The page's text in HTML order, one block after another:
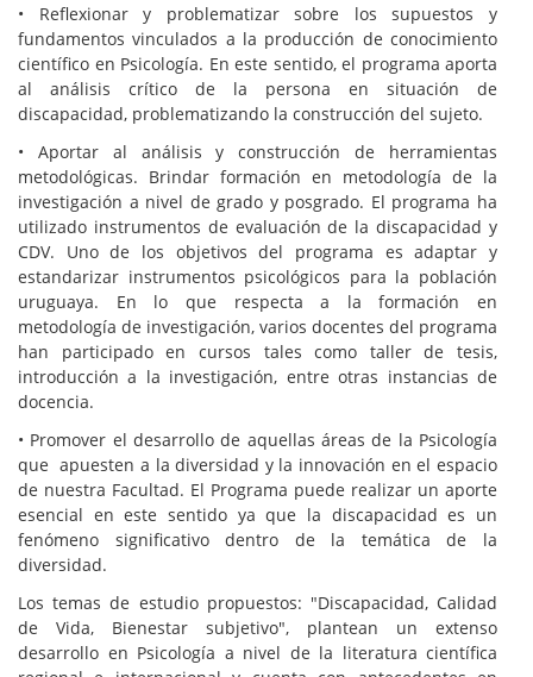
• Reflexionar y problematizar sobre los supuestos y
fundamentos vinculados a la producción de conocimiento
científico en Psicología. En este sentido, el programa aporta
al análisis crítico de la persona en situación de
discapacidad, problematizando la construcción del sujeto.
• Aportar al análisis y construcción de herramientas
metodológicas. Brindar formación en metodología de la
investigación a nivel de grado y posgrado. El programa ha
utilizado instrumentos de evaluación de la discapacidad y
CDV. Uno de los objetivos del programa es adaptar y
estandarizar instrumentos psicológicos para la población
uruguaya. En lo que respecta a la formación en
metodología de investigación, varios docentes del programa
han participado en cursos tales como taller de tesis,
introducción a la investigación, entre otras instancias de
docencia.
• Promover el desarrollo de aquellas áreas de la Psicología
que apuesten a la diversidad y la innovación en el espacio
de nuestra Facultad. El Programa puede realizar un aporte
esencial en este sentido ya que la discapacidad es un
fenómeno significativo dentro de la temática de la
diversidad.
Los temas de estudio propuestos: "Discapacidad, Calidad
de Vida, Bienestar subjetivo", plantean un extenso
desarrollo en Psicología a nivel de la literatura científica